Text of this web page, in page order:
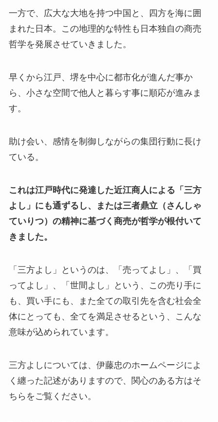
一方で、広大な大地を持つ中国と、四方を海に囲
まれた日本。この地理的な特性も日本独自の商売
哲学を発展させていきました。
早くから江戸、堺を中心に都市化が進んだ事か
ら、小さな空間で他人と暮らす事に順応が進みま
す。
助け会い、感情を制御しながらの集団行動に長け
ている。
これは江戸時代に発達した近江商人による「三方
よし」にも通ずるし、または三者鼎立（さんしゃ
ていりつ）の精神に基づく商売が哲学が根付いて
きました。
「三方よし」というのは、「売ってよし」、「買
ってよし」、「世間よし」という、この売り手に
も、買い手にも、また全ての取引先を含む社会全
体にとっても、全てを満足させるという、こんな
意味が込められています。
三方よしについては、伊藤忠のホームページによ
く纏った記述がありますので、関心のある方はそ
ちらをご覧ください。